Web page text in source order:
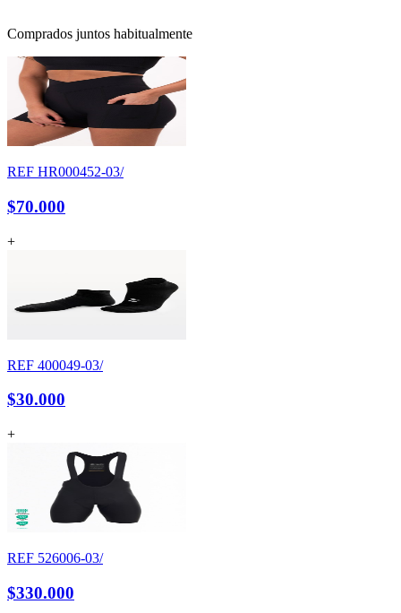
Comprados juntos habitualmente
REF HR000452-03/
$70.000
+
REF 400049-03/
$30.000
+
REF 526006-03/
$330.000